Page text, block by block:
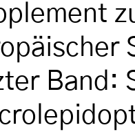
Band: